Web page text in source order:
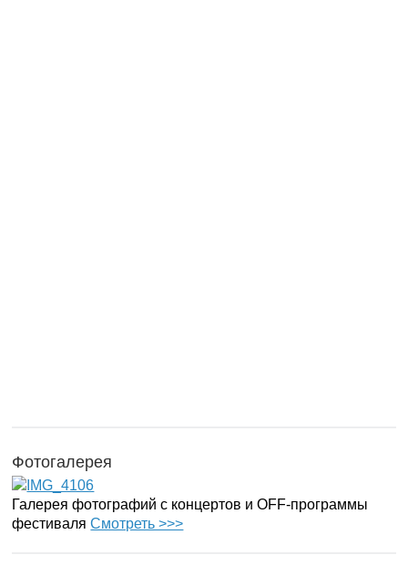
Фотогалерея
Галерея фотографий с концертов и OFF-программы
фестиваляСмотреть >>>